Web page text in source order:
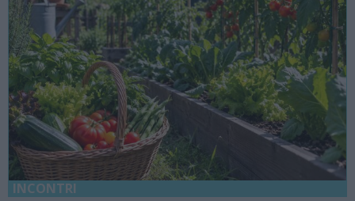
INCONTRI